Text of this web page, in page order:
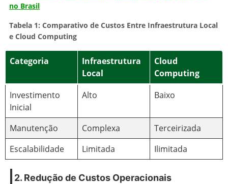
no Brasil
Tabela 1: Comparativo de Custos Entre Infraestrutura Local
e Cloud Computing
Categoria
Infraestrutura
Local
Cloud
Computing
Investimento
Inicial
Alto Baixo
Manutenção Complexa
Terceirizada
Escalabilidade
Limitada Ilimitada
2. Redução de Custos Operacionais